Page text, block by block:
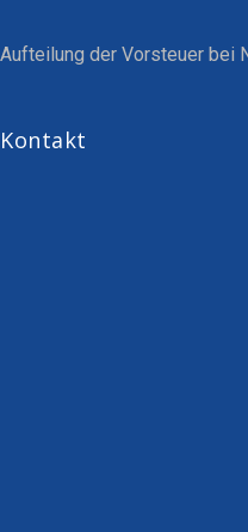
Aufteilung der Vorsteuer bei
Kontakt